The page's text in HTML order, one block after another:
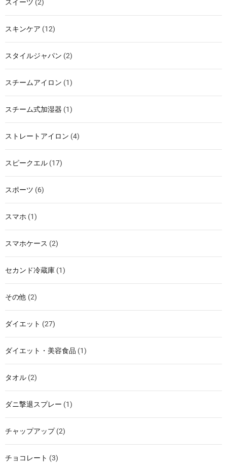
スイーツ (2)
スキンケア (12)
スタイルジャパン (2)
スチームアイロン (1)
スチーム式加湿器 (1)
ストレートアイロン (4)
スピークエル (17)
スポーツ (6)
スマホ (1)
スマホケース (2)
セカンド冷蔵庫 (1)
その他 (2)
ダイエット (27)
ダイエット・美容食品 (1)
タオル (2)
ダニ撃退スプレー (1)
チャップアップ(2)
チョコレート (3)